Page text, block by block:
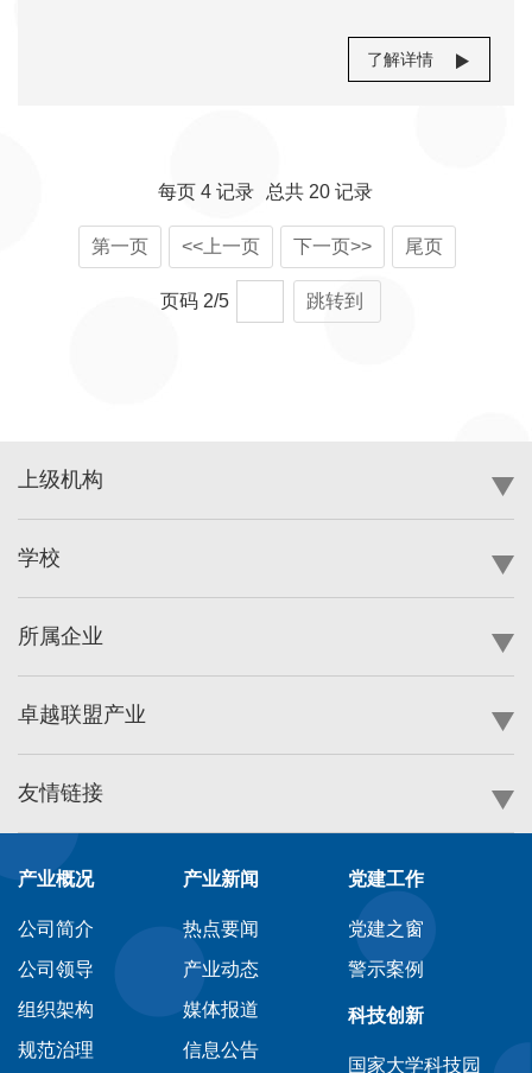
系，从成果创造、申请保护、评估运营、转化实施、
前期服务，提高科技成果质量；提升成果评估运营工
作，积极推介筛选出的高质量科技成果；加强转化规
划和转化孵化，催生产业化级别的成果转化项目。同
济大学科技成果转化的新型技术转移机构上海同济技
术转移中心”。公司作为中国高校知识产权运营联盟首
批会员、中国高校科技成果转化协会理事单位、上海
市杨浦区产学研合作促进会秘书长单位、上海市技术
转移联盟会员单位，以学校专利技术为重要抓手，注
重将知识产权活动贯穿技术转移活动全过程，积极为
了解详情
每页 4记录 总共 20记录
第一页 <<上一页 下一页>> 尾页
页码 2/5 跳转到
上级机构
学校
所属企业
卓越联盟产业
友情链接
产业概况
公司简介
公司领导
组织架构
规范治理
产业新闻
热点要闻
产业动态
媒体报道
信息公告
党建工作
党建之窗
警示案例
科技创新
国家大学科技园